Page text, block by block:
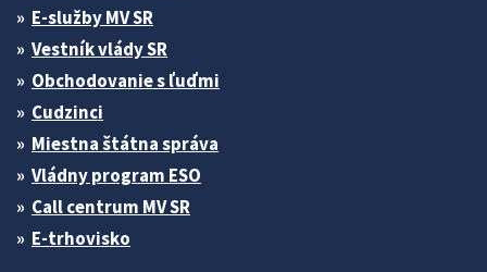
E-služby MV SR
Vestník vlády SR
Obchodovanie s ľuďmi
Cudzinci
Miestna štátna správa
Vládny program ESO
Call centrum MV SR
E-trhovisko